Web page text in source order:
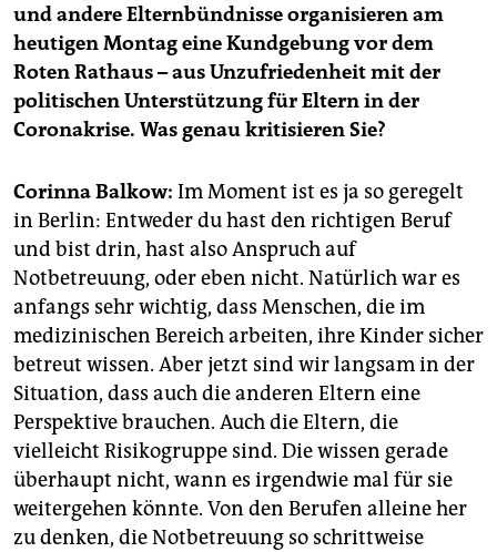
abo
genossenschaft
epaper login
und andere Elternbündnisse organisieren am
heutigen Montag eine Kundgebung vor dem
Roten Rathaus – aus Unzufriedenheit mit der
politischen Unterstützung für Eltern in der
Coronakrise. Was genau kritisieren Sie?
Corinna Balkow: Im Moment ist es ja so geregelt
in Berlin: Entweder du hast den richtigen Beruf
und bist drin, hast also Anspruch auf
Notbetreuung, oder eben nicht. Natürlich war es
anfangs sehr wichtig, dass Menschen, die im
medizinischen Bereich arbeiten, ihre Kinder sicher
betreut wissen. Aber jetzt sind wir langsam in der
Situation, dass auch die anderen Eltern eine
Perspektive brauchen. Auch die Eltern, die
vielleicht Risikogruppe sind. Die wissen gerade
überhaupt nicht, wann es irgendwie mal für sie
weitergehen könnte. Von den Berufen alleine her
zu denken, die Notbetreuung so schrittweise